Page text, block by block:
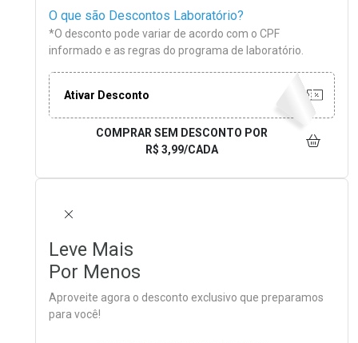
O que são Descontos Laboratório?
*O desconto pode variar de acordo com o CPF
informado e as regras do programa de laboratório.
Ativar Desconto
COMPRAR SEM DESCONTO POR
R$ 3,99/CADA
FECHAR
Leve Mais
Por Menos
Aproveite agora o desconto exclusivo que preparamos
para você!